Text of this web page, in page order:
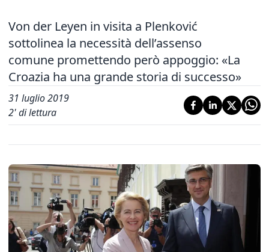
Von der Leyen in visita a Plenković
sottolinea la necessità dell’assenso
comune promettendo però appoggio: «La
Croazia ha una grande storia di successo»
31 luglio 2019
2' di lettura